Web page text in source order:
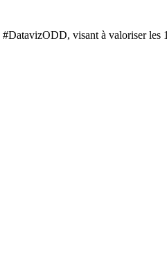
visant à valoriser